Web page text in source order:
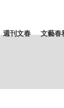
週刊文春 文藝春